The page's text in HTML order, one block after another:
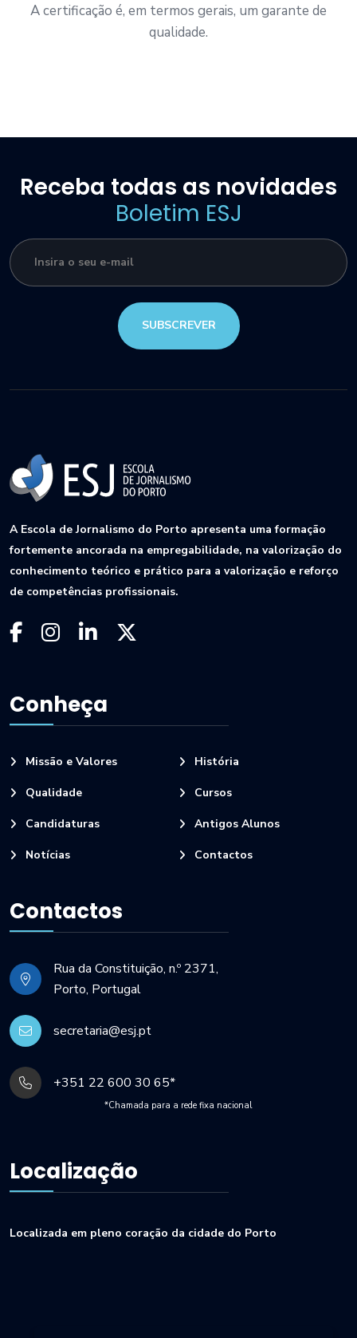
A certificação é, em termos gerais, um garante de
qualidade.
Receba todas as novidades
Boletim ESJ
SUBSCREVER
A Escola de Jornalismo do Porto apresenta uma formação
fortemente ancorada na empregabilidade, na valorização do
conhecimento teórico e prático para a valorização e reforço
de competências profissionais.
Conheça
Missão e Valores História
Qualidade Cursos
Candidaturas Antigos Alunos
Notícias Contactos
Contactos
Rua da Constituição, n.º 2371,
Porto, Portugal
secretaria@esj.pt
+351 22 600 30 65*
*Chamada para a rede fixa nacional
Localização
Localizada em pleno coração da cidade do Porto